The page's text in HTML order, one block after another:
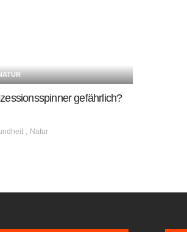
gefährlich?
Natur